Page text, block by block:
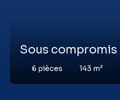
Sous compromis
6 pièces 143 m²